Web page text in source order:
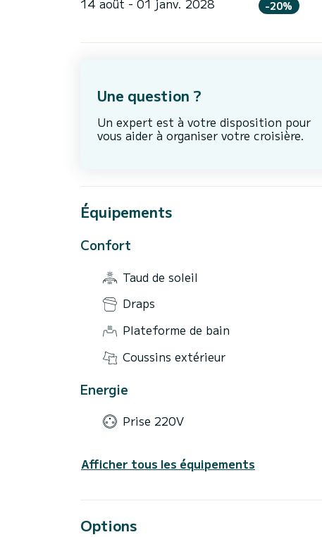
14 août - 01 janv. 2028 -20%
Une question ?
Un expert est à votre disposition pour
vous aider à organiser votre croisière.
Équipements
Confort
Taud de soleil
Draps
Plateforme de bain
Coussins extérieur
Energie
Prise 220V
Afficher tous les équipements
Options